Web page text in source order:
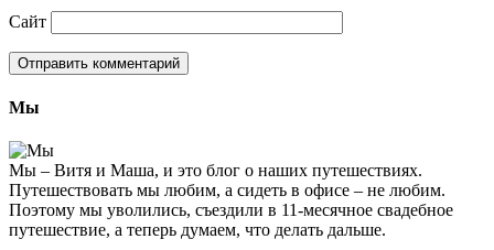
Сайт
Мы
Мы – Витя и Маша, и это блог о наших путешествиях.
Путешествовать мы любим, а сидеть в офисе – не любим.
Поэтому мы уволились, съездили в 11-месячное свадебное
путешествие, а теперь думаем, что делать дальше.